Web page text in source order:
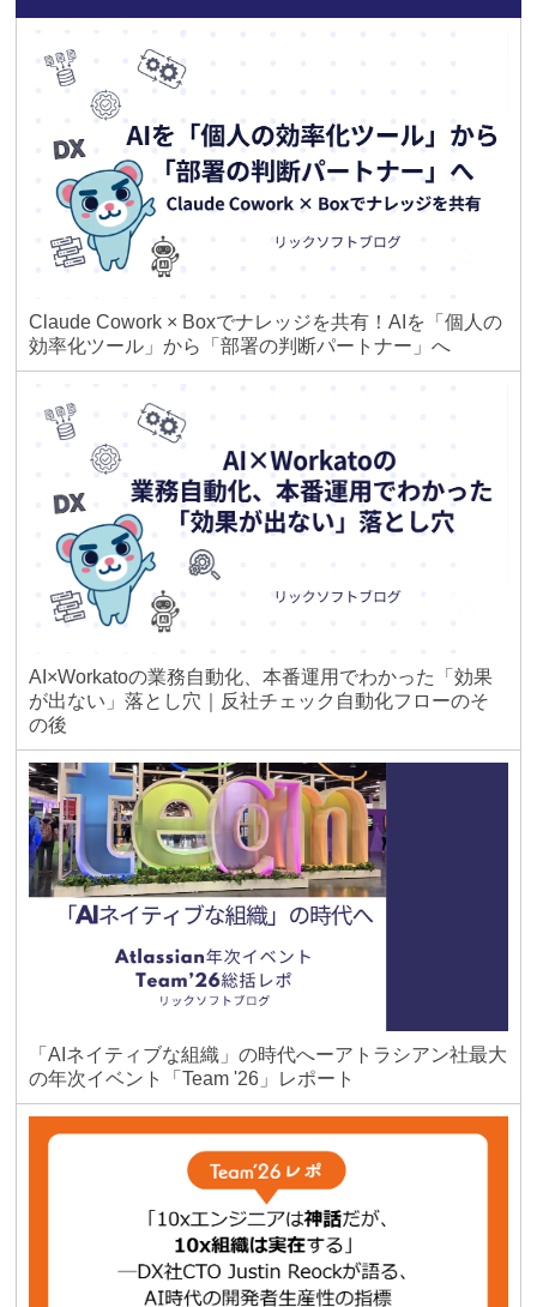
Claude Cowork × Boxでナレッジを共有！AIを「個人の
効率化ツール」から「部署の判断パートナー」へ
AI×Workatoの業務自動化、本番運用でわかった「効果
が出ない」落とし穴｜反社チェック自動化フローのそ
の後
「AIネイティブな組織」の時代へーアトラシアン社最大
の年次イベント「Team '26」レポート